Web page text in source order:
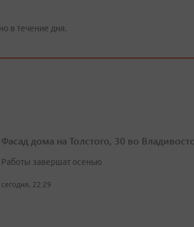
в течение дня.
Фасад дома на Толстого, 30 во
Работы завершат осенью
сегодня, 22:29